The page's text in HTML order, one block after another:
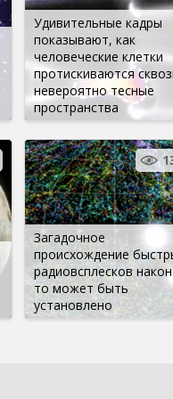
Удивительные кадры
показывают, как
человеческие клетки
протискиваются
невероятно тесные
пространства
Загадочное
происхождение
радиовсплесков
то может быть
установлено